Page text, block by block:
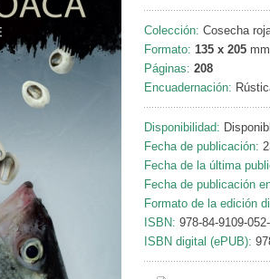
Colección: Cosecha
Formato: 135 x 205 mm
Páginas: 208
Encuadernación:
Disponibilidad:
Fecha de publicación:
Fecha de la última
Fecha de publicación
Formato de la edición
ISBN: 978-84-9109-
ISBN digital (ePUB):